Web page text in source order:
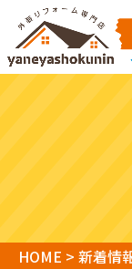
HOME > 新着情